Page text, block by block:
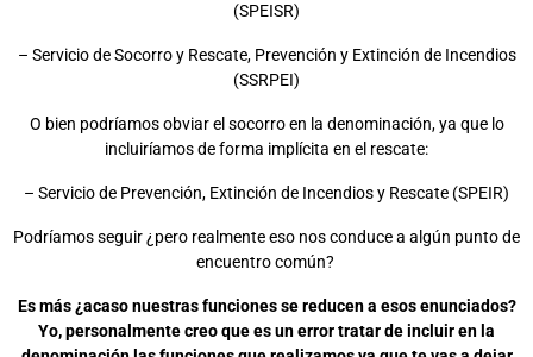
(SPEISR)
– Servicio de Socorro y Rescate, Prevención y Extinción de Incendios
(SSRPEI)
O bien podríamos obviar el socorro en la denominación, ya que lo
incluiríamos de forma implícita en el rescate:
– Servicio de Prevención, Extinción de Incendios y Rescate (SPEIR)
Podríamos seguir ¿pero realmente eso nos conduce a algún punto de
encuentro común?
Es más ¿acaso nuestras funciones se reducen a esos enunciados?
Yo, personalmente creo que es un error tratar de incluir en la